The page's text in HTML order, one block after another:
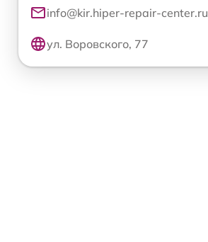
info@kir.hiper-repair-center.ru
ул. Воровского, 77